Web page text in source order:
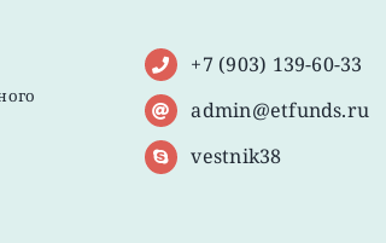
+7 (903) 139-60-33
admin@etfunds.ru
vestnik38